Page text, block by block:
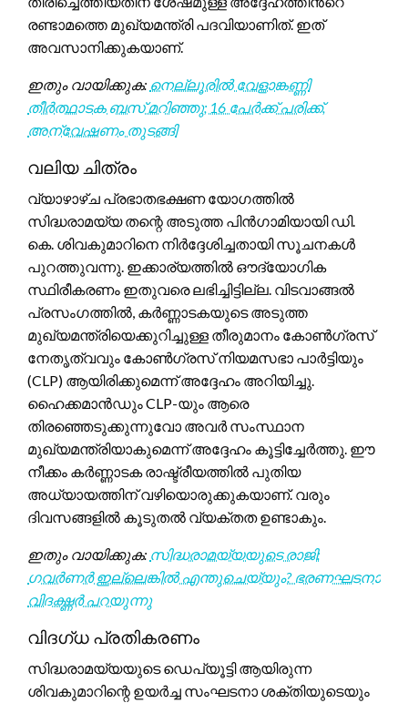
രണ്ടാമത്തെ മുഖ്യമന്ത്രി പദവിയാണിത്. ഇത്
അവസാനിക്കുകയാണ്.
ഇതും വായിക്കുക: നെല്ലൂരിൽ വേളാങ്കണ്ണി
തീർത്ഥാടക ബസ് മറിഞ്ഞു; 16 പേർക്ക് പരിക്ക്,
അന്വേഷണം തുടങ്ങി
വലിയ ചിത്രം
വ്യാഴാഴ്ച പ്രഭാതഭക്ഷണ യോഗത്തിൽ
സിദ്ധരാമയ്യ തന്റെ അടുത്ത പിൻഗാമിയായി ഡി.
കെ. ശിവകുമാറിനെ നിർദ്ദേശിച്ചതായി സൂചനകൾ
പുറത്തുവന്നു. ഇക്കാര്യത്തിൽ ഔദ്യോഗിക
സ്ഥിരീകരണം ഇതുവരെ ലഭിച്ചിട്ടില്ല. വിടവാങ്ങൽ
പ്രസംഗത്തിൽ, കർണ്ണാടകയുടെ അടുത്ത
മുഖ്യമന്ത്രിയെക്കുറിച്ചുള്ള തീരുമാനം കോൺഗ്രസ്
നേതൃത്വവും കോൺഗ്രസ് നിയമസഭാ പാർട്ടിയും
(CLP) ആയിരിക്കുമെന്ന് അദ്ദേഹം അറിയിച്ചു.
ഹൈക്കമാൻഡും CLP-യും ആരെ
തിരഞ്ഞെടുക്കുന്നുവോ അവർ സംസ്ഥാന
മുഖ്യമന്ത്രിയാകുമെന്ന് അദ്ദേഹം കൂട്ടിച്ചേർത്തു. ഈ
നീക്കം കർണ്ണാടക രാഷ്ട്രീയത്തിൽ പുതിയ
അധ്യായത്തിന് വഴിയൊരുക്കുകയാണ്. വരും
ദിവസങ്ങളിൽ കൂടുതൽ വ്യക്തത ഉണ്ടാകും.
ഇതും വായിക്കുക: സിദ്ധരാമയ്യയുടെ രാജി:
ഗവർണർ ഇല്ലെങ്കിൽ എന്തുചെയ്യും? ഭരണഘടനാ
വിദഗ്ദ്ധർ പറയുന്നു
വിദഗ്ധ പ്രതികരണം
സിദ്ധരാമയ്യയുടെ ഡെപ്യൂട്ടി ആയിരുന്ന
ശിവകുമാറിന്റെ ഉയർച്ച സംഘടനാ ശക്തിയുടെയും